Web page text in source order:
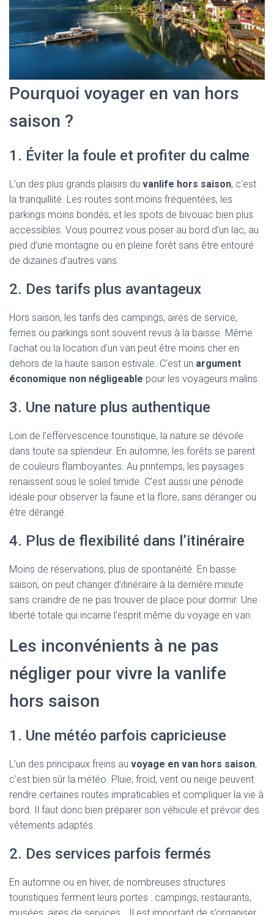
Pourquoi voyager en van hors
saison ?
1. Éviter la foule et profiter du calme
L’un des plus grands plaisirs du vanlife hors saison, c’est
la tranquillité. Les routes sont moins fréquentées, les
parkings moins bondés, et les spots de bivouac bien plus
accessibles. Vous pourrez vous poser au bord d’un lac, au
pied d’une montagne ou en pleine forêt sans être entouré
de dizaines d’autres vans.
2. Des tarifs plus avantageux
Hors saison, les tarifs des campings, aires de service,
ferries ou parkings sont souvent revus à la baisse. Même
l’achat ou la location d’un van peut être moins cher en
dehors de la haute saison estivale. C’est un argument
économique non négligeable pour les voyageurs malins.
3. Une nature plus authentique
Loin de l’effervescence touristique, la nature se dévoile
dans toute sa splendeur. En automne, les forêts se parent
de couleurs flamboyantes. Au printemps, les paysages
renaissent sous le soleil timide. C’est aussi une période
idéale pour observer la faune et la flore, sans déranger ou
être dérangé.
4. Plus de flexibilité dans l’itinéraire
Moins de réservations, plus de spontanéité. En basse
saison, on peut changer d’itinéraire à la dernière minute
sans craindre de ne pas trouver de place pour dormir. Une
liberté totale qui incarne l’esprit même du voyage en van.
Les inconvénients à ne pas
négliger pour vivre la vanlife
hors saison
1. Une météo parfois capricieuse
L’un des principaux freins au voyage en van hors saison,
c’est bien sûr la météo. Pluie, froid, vent ou neige peuvent
rendre certaines routes impraticables et compliquer la vie à
bord. Il faut donc bien préparer son véhicule et prévoir des
vêtements adaptés.
2. Des services parfois fermés
En automne ou en hiver, de nombreuses structures
touristiques ferment leurs portes : campings, restaurants,